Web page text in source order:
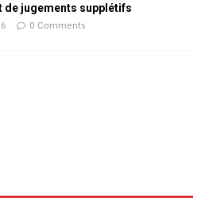
de jugements supplétifs
0 Comments